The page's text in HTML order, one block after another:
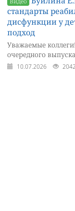
стандарты
дисфункции у
подход
Уважаемые
очередного
10.07.2026 2042